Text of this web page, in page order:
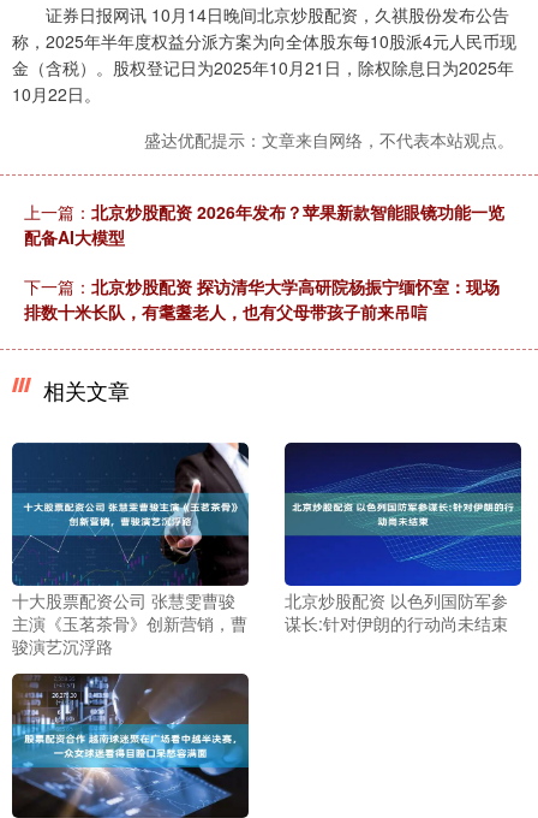
证券日报网讯 10月14日晚间北京炒股配资，久祺股份发布公告
称，2025年半年度权益分派方案为向全体股东每10股派4元人民币现
金（含税）。股权登记日为2025年10月21日，除权除息日为2025年
10月22日。
盛达优配提示：文章来自网络，不代表本站观点。
上一篇： 北京炒股配资 2026年发布？苹果新款智能眼镜功能一览
配备AI大模型
下一篇： 北京炒股配资 探访清华大学高研院杨振宁缅怀室：现场
排数十米长队，有耄耋老人，也有父母带孩子前来吊唁
相关文章
十大股票配资公司 张慧雯曹骏
主演《玉茗茶骨》创新营销，曹
骏演艺沉浮路
北京炒股配资 以色列国防军参
谋长:针对伊朗的行动尚未结束